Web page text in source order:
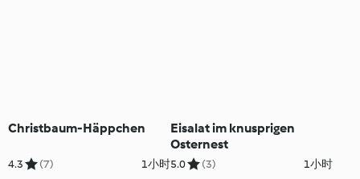
Christbaum-Häppchen
4.3 (7) 1小时
Eisalat im knusprigen
Osternest
5.0 (3) 1小时